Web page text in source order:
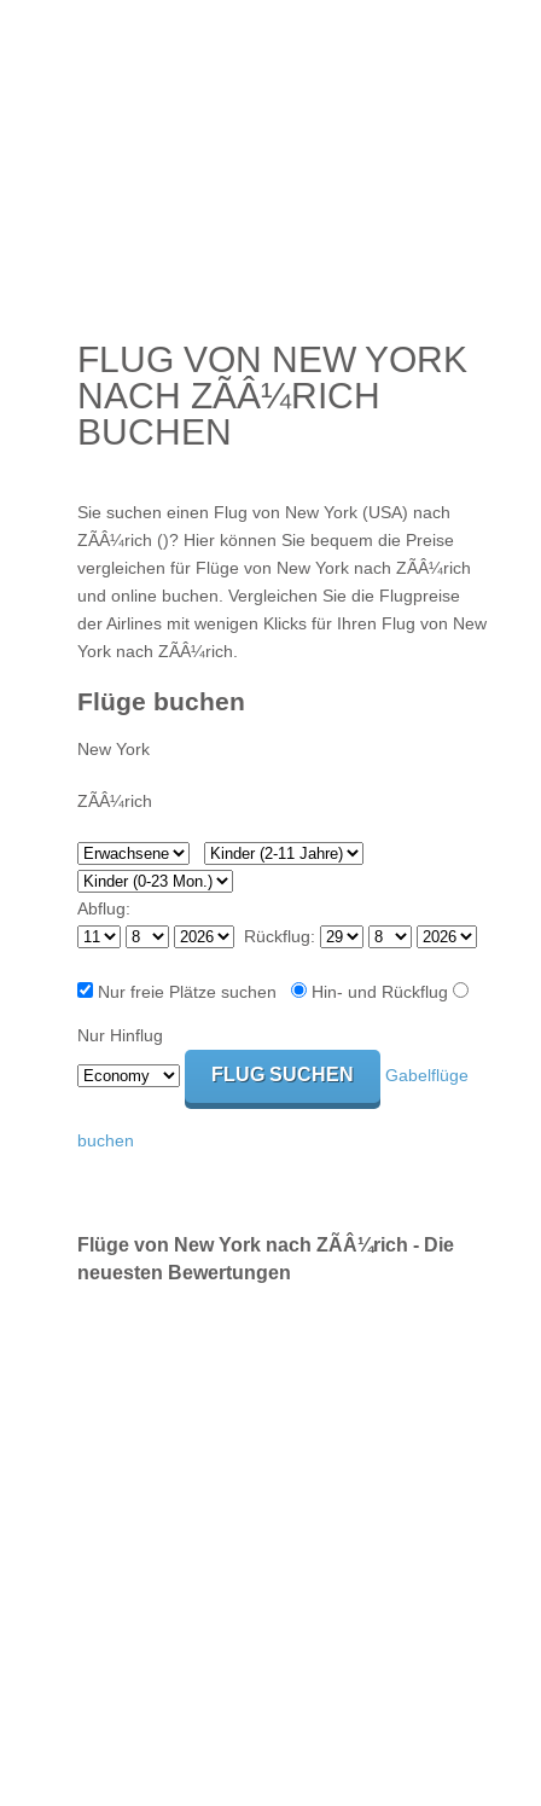
FLUG VON NEW YORK
NACH ZÃÂ¼RICH
BUCHEN
Sie suchen einen Flug von New York (USA) nach
ZÃÂ¼rich ()? Hier können Sie bequem die Preise
vergleichen für Flüge von New York nach ZÃÂ¼rich
und online buchen. Vergleichen Sie die Flugpreise
der Airlines mit wenigen Klicks für Ihren Flug von New
York nach ZÃÂ¼rich.
Flüge buchen
Abflug:
Rückflug:
Nur freie Plätze suchen Hin- und Rückflug
Nur Hinflug
Gabelflüge
buchen
Flüge von New York nach ZÃÂ¼rich - Die
neuesten Bewertungen